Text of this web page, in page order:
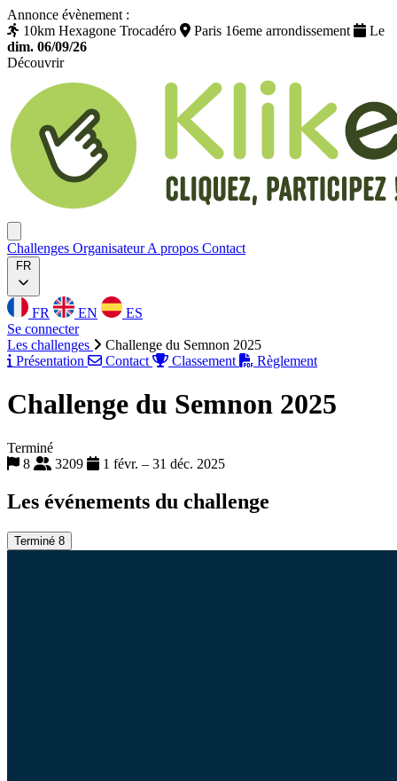
Annonce évènement :
10km Hexagone Trocadéro
Paris 16eme arrondissement
Le
dim. 06/09/26
Découvrir
Challenges OrganisateurA propos Contact
FR
FR EN
ES
Se connecter
Les challenges
Challenge du Semnon 2025
Présentation
Contact Classement Règlement
Challenge du Semnon 2025
Terminé
8
3209 1 févr. – 31 déc. 2025
Les événements du challenge
Terminé 8